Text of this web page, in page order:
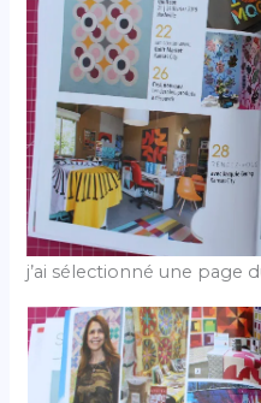
j’ai sélectionné une page